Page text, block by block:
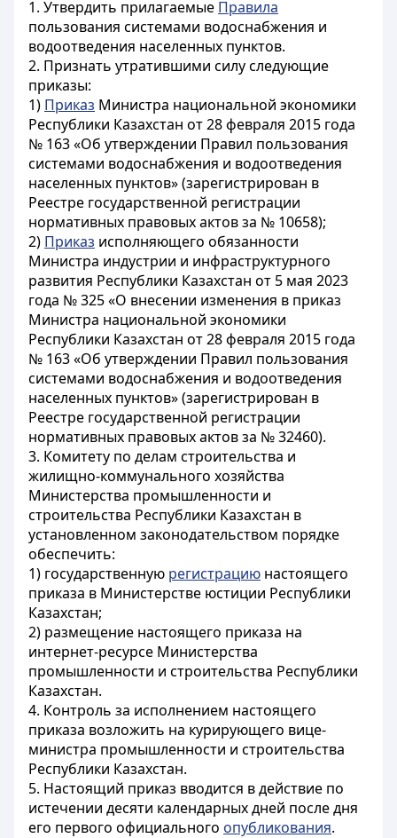
1. Утвердить прилагаемые Правила
пользования системами водоснабжения и
водоотведения населенных пунктов.
2. Признать утратившими силу следующие
приказы:
1) Приказ Министра национальной экономики
Республики Казахстан от 28 февраля 2015 года
№ 163 «Об утверждении Правил пользования
системами водоснабжения и водоотведения
населенных пунктов» (зарегистрирован в
Реестре государственной регистрации
нормативных правовых актов за № 10658);
2) Приказ исполняющего обязанности
Министра индустрии и инфраструктурного
развития Республики Казахстан от 5 мая 2023
года № 325 «О внесении изменения в приказ
Министра национальной экономики
Республики Казахстан от 28 февраля 2015 года
№ 163 «Об утверждении Правил пользования
системами водоснабжения и водоотведения
населенных пунктов» (зарегистрирован в
Реестре государственной регистрации
нормативных правовых актов за № 32460).
3. Комитету по делам строительства и
жилищно-коммунального хозяйства
Министерства промышленности и
строительства Республики Казахстан в
установленном законодательством порядке
обеспечить:
1) государственную регистрацию настоящего
приказа в Министерстве юстиции Республики
Казахстан;
2) размещение настоящего приказа на
интернет-ресурсе Министерства
промышленности и строительства Республики
Казахстан.
4. Контроль за исполнением настоящего
приказа возложить на курирующего вице-
министра промышленности и строительства
Республики Казахстан.
5. Настоящий приказ вводится в действие по
истечении десяти календарных дней после дня
его первого официального опубликования.